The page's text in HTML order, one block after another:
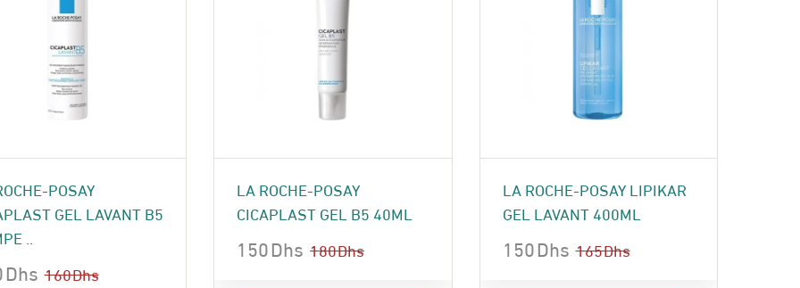
POSAY
GEL LAVANT B5
..
160Dhs
Dhs
LA ROCHE-POSAY
CICAPLAST GEL B5 40ML
180Dhs
150Dhs
LA ROCHE-POSAY LIPIKAR
GEL LAVANT 400ML
165Dhs
150Dhs